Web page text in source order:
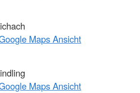
Maps Ansicht
Maps Ansicht